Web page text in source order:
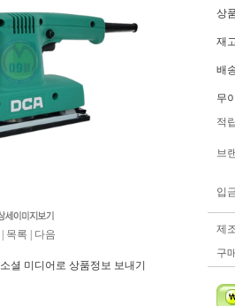
목록 다음
소셜 미디어로 상품정보 보내기
상
재
배
무
적
브
입
제
구